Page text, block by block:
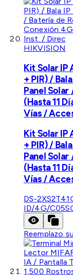
HIKVISION
Kit Solar IP
+ PIR) /
Panel
(Hasta 11
Vías /
Kit Solar IP
+ PIR) /
Panel
(Hasta 11
Vías /
DS-
ID/4G/
Reemplazo